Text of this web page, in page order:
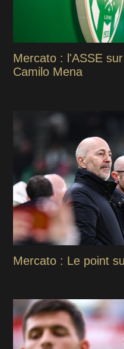
Mercato : l'ASSE
Camilo Mena
Mercato : Le point